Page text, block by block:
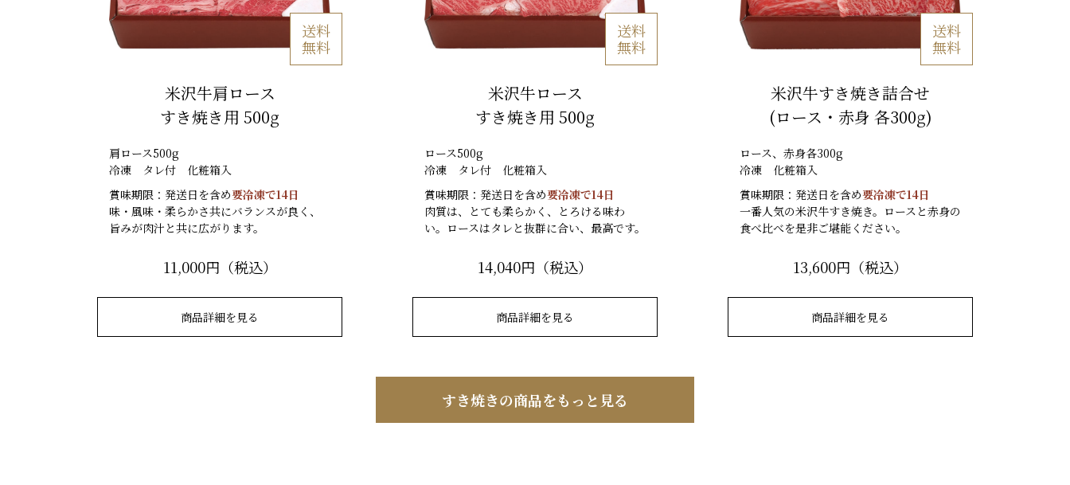
送料
無料
米沢牛肩ロース
すき焼き用 500g
肩ロース500g
冷凍 タレ付 化粧箱入
賞味期限：発送日を含め要冷凍で14日
味・風味・柔らかさ共にバランスが良く、
旨みが肉汁と共に広がります。
11,000円（税込）
商品詳細を見る
送料
無料
米沢牛ロース
すき焼き用 500g
ロース500g
冷凍 タレ付 化粧箱入
賞味期限：発送日を含め要冷凍で14日
肉質は、とても柔らかく、とろける味わ
い。ロースはタレと抜群に合い、最高です。
14,040円（税込）
商品詳細を見る
送料
無料
米沢牛すき焼き詰合せ
(ロース・赤身 各300g)
ロース、赤身各300g
冷凍 化粧箱入
賞味期限：発送日を含め要冷凍で14日
一番人気の米沢牛すき焼き。ロースと赤身の
食べ比べを是非ご堪能ください。
13,600円（税込）
商品詳細を見る
すき焼きの商品をもっと見る